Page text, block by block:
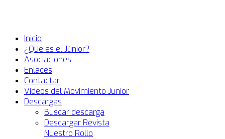
Inicio
¿Que es el Júnior?
Asociaciones
Enlaces
Contactar
Videos del Movimiento Junior
Descargas
Buscar descarga
Descargar Revista
Nuestro Rollo